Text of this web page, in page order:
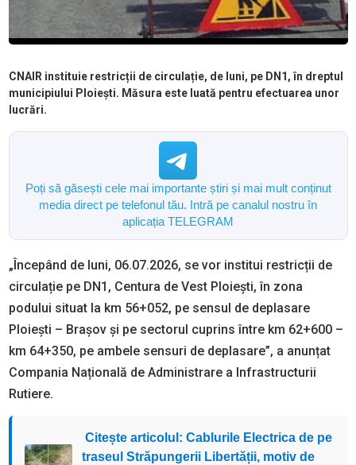
CNAIR instituie restricții de circulație, de luni, pe DN1, în dreptul
municipiului Ploiești. Măsura este luată pentru efectuarea unor
lucrări.
Poți să găsești cele mai importante știri și mai mult conținut
media direct pe telefonul tău. Intră pe canalul nostru în
aplicația TELEGRAM
„Începând de luni, 06.07.2026, se vor institui restricții de
circulație pe DN1, Centura de Vest Ploiești, în zona
podului situat la km 56+052, pe sensul de deplasare
Ploiești – Brașov și pe sectorul cuprins între km 62+600 –
km 64+350, pe ambele sensuri de deplasare”, a anunțat
Compania Națională de Administrare a Infrastructurii
Rutiere.
Citește articolul: Cablurile Electrica de pe
traseul Străpungerii Libertății, motiv de